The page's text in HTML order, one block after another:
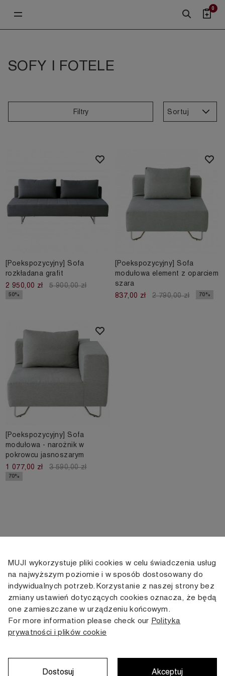
0
SOFY I FOTELE
Filtry Sortuj
[Poekspozycyjny] Sofa
rozkładana grafit
2 950,00 zł
5 900,00 zł
50%
[Poekspozycyjny] Sofa
modułowa element z oparciem
szara
837,00 zł
2 790,00 zł 70%
[Poekspozycyjny] Sofa
modułowa - narożnik w
pokrowcu jasnoszarym
1 077,00 zł
3 590,00 zł
70%
KONTAKT
+48 505 166 958
zamowienia@muji.com.pl
Infolinia czynna
od poniedziałku do piątku
KONTO
Moje konto
Historia
INFORMACJE
Dostawa
Regulamin
Karta stałego
Klienta
MUJI wykorzystuje pliki cookies w celu świadczenia usług
na najwyższym poziomie i w sposób dostosowany do
indywidualnych potrzeb. Korzystanie z naszej strony bez
zmiany ustawień dotyczących cookies oznacza, że będą
one zamieszczane w urządzeniu końcowym.
For more information please check our Polityka
prywatności i plików cookie
Dostosuj Akceptuj